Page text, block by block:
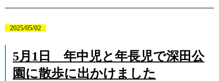
入園について
2025/05/02
5月1日 年中児と年長児で深田公
園に散歩に出かけました